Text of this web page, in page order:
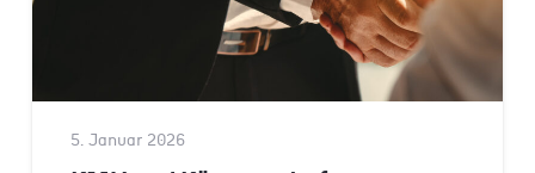
5. Januar 2026